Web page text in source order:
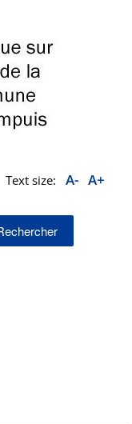
Text size: A- A+